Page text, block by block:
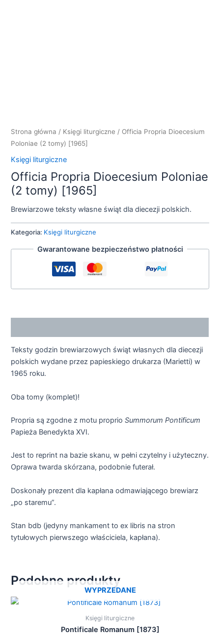
Strona główna / Księgi liturgiczne / Officia Propria Dioecesium
Poloniae (2 tomy) [1965]
Księgi liturgiczne
Officia Propria Dioecesium Poloniae
(2 tomy) [1965]
Brewiarzowe teksty własne świąt dla diecezji polskich.
Kategoria: Księgi liturgiczne
Gwarantowane bezpieczeństwo płatności
Teksty godzin brewiarzowych świąt własnych dla diecezji
polskich wydane przez papieskiego drukarza (Marietti) w
1965 roku.
Oba tomy (komplet)!
Propria są zgodne z motu proprioSummorum Pontificum
Papieża Benedykta XVI.
Jest to reprint na bazie skanu, w pełni czytelny i użyteczny.
Oprawa twarda skórzana, podobnie futerał.
Doskonały prezent dla kapłana odmawiającego brewiarz
„po staremu”.
Stan bdb (jedyny mankament to ex libris na stron
tytułowych pierwszego właściciela, kapłana).
Podobne produkty
WYPRZEDANE
Księgi liturgiczne
Pontificale Romanum [1873]